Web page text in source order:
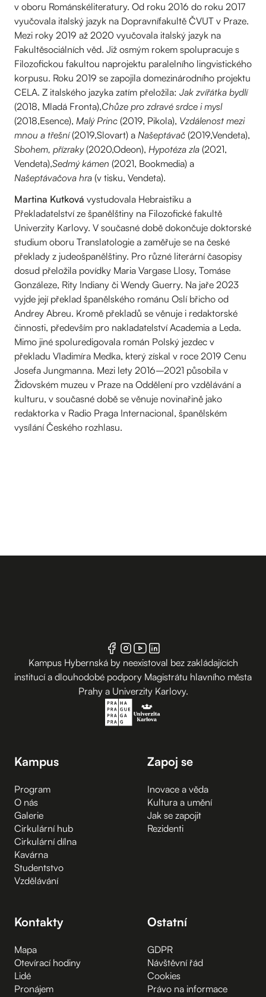
v oboru Románskéliteratury. Od roku 2016 do roku 2017
vyučovala italský jazyk na Dopravnífakultě ČVUT v Praze.
Mezi roky 2019 až 2020 vyučovala italský jazyk na
Fakultěsociálních věd. Již osmým rokem spolupracuje s
Filozofickou fakultou naprojektu paralelního lingvistického
korpusu. Roku 2019 se zapojila domezinárodního projektu
CELA. Z italského jazyka zatím přeložila: Jak zvířátka bydlí
(2018, Mladá Fronta),Chůze pro zdravé srdce i mysl
(2018,Esence), Malý Princ (2019, Pikola), Vzdálenost mezi
mnou a třešní(2019,Slovart) a Našeptávač (2019,Vendeta),
Sbohem, přízraky(2020,Odeon), Hypotéza zla (2021,
Vendeta),Sedmý kámen (2021, Bookmedia) a
Našeptávačova hra (v tisku, Vendeta).
Martina Kutková vystudovala Hebraistiku a
Překladatelství ze španělštiny na Filozofické fakultě
Univerzity Karlovy. V současné době dokončuje doktorské
studium oboru Translatologie a zaměřuje se na české
překlady z judeošpanělštiny. Pro různé literární časopisy
dosud přeložila povídky Maria Vargase Llosy, Tomáse
Gonzáleze, Rity Indiany či Wendy Guerry. Na jaře 2023
vyjde její překlad španělského románu Oslí břicho od
Andrey Abreu. Kromě překladů se věnuje i redaktorské
činnosti, především pro nakladatelství Academia a Leda.
Mimo jiné spoluredigovala román Polský jezdec v
překladu Vladimíra Medka, který získal v roce 2019 Cenu
Josefa Jungmanna. Mezi lety 2016–2021 působila v
Židovském muzeu v Praze na Oddělení pro vzdělávání a
kulturu, v současné době se věnuje novinařině jako
redaktorka v Radio Praga Internacional, španělském
vysílání Českého rozhlasu.
Kampus Hybernská by neexistoval bez zakládajících
institucí a dlouhodobé podpory Magistrátu hlavního města
Prahy a Univerzity Karlovy.
Kampus
Program
O nás
Galerie
Cirkulární hub
Cirkulární dílna
Kavárna
Studentstvo
Vzdělávání
Zapoj se
Inovace a věda
Kultura a umění
Jak se zapojit
Rezidenti
Kontakty
Mapa
Otevírací hodiny
Lidé
Pronájem
Ostatní
GDPR
Návštěvní řád
Cookies
Právo na informace